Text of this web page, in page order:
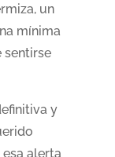
un
mínima
sentirse
y
alerta